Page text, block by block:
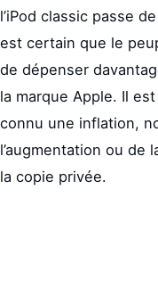
l’iPod classic passe
est certain que le
de dépenser
la marque Apple. Il
connu une inflation,
l’augmentation ou de
la copie privée.